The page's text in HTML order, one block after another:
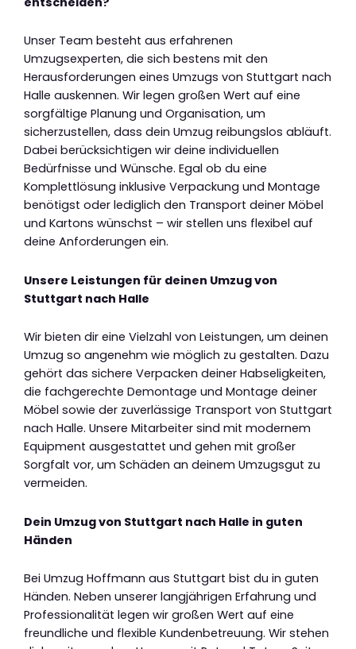
Unser Team besteht aus erfahrenen
Umzugsexperten, die sich bestens mit den
Herausforderungen eines Umzugs von Stuttgart nach
Halle auskennen. Wir legen großen Wert auf eine
sorgfältige Planung und Organisation, um
sicherzustellen, dass dein Umzug reibungslos abläuft.
Dabei berücksichtigen wir deine individuellen
Bedürfnisse und Wünsche. Egal ob du eine
Komplettlösung inklusive Verpackung und Montage
benötigst oder lediglich den Transport deiner Möbel
und Kartons wünschst – wir stellen uns flexibel auf
deine Anforderungen ein.
Unsere Leistungen für deinen Umzug von
Stuttgart nach Halle
Wir bieten dir eine Vielzahl von Leistungen, um deinen
Umzug so angenehm wie möglich zu gestalten. Dazu
gehört das sichere Verpacken deiner Habseligkeiten,
die fachgerechte Demontage und Montage deiner
Möbel sowie der zuverlässige Transport von Stuttgart
nach Halle. Unsere Mitarbeiter sind mit modernem
Equipment ausgestattet und gehen mit großer
Sorgfalt vor, um Schäden an deinem Umzugsgut zu
vermeiden.
Dein Umzug von Stuttgart nach Halle in guten
Händen
Bei Umzug Hoffmann aus Stuttgart bist du in guten
Händen. Neben unserer langjährigen Erfahrung und
Professionalität legen wir großen Wert auf eine
freundliche und flexible Kundenbetreuung. Wir stehen